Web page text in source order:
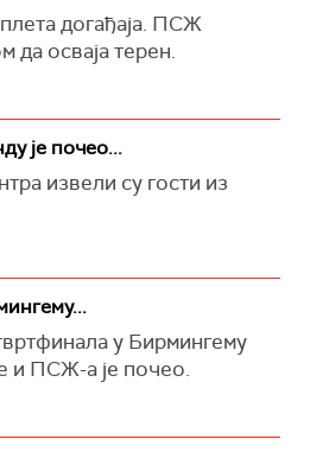
догађаја. ПСЖ
да осваја терен.
је почео...
извели су гости из
у Бирмингему
и ПСЖ-а је почео.